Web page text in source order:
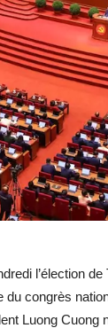
l’élection
du congrès
Luong Cuong